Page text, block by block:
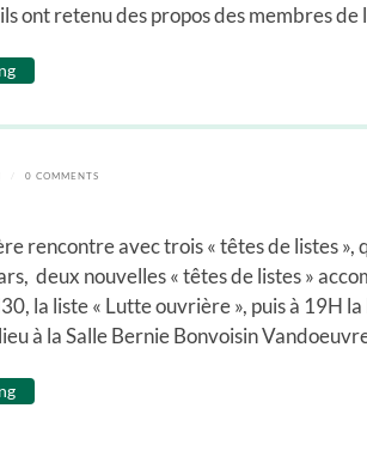
ont retenu des propos des membres de
0 COMMENTS
rencontre avec trois « têtes de listes »,
deux nouvelles « têtes de listes »
la liste « Lutte ouvrière », puis à 19H
à la Salle Bernie Bonvoisin